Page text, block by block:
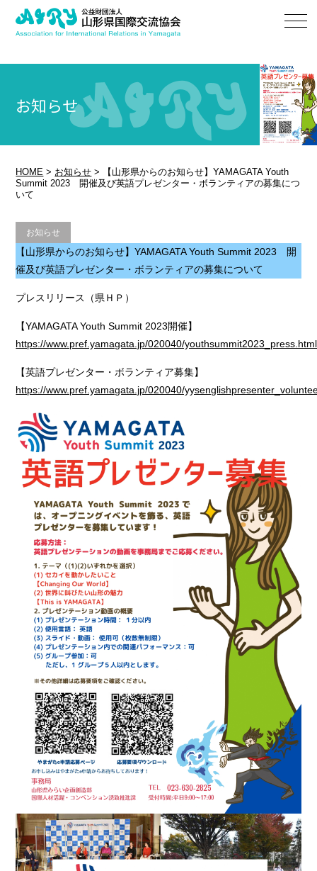
お知らせ
HOME > お知らせ >
【山形県からのお知らせ】YAMAGATA Youth
Summit 2023 開催及び英語プレゼンター・ボランティアの募集につ
いて
お知らせ
【山形県からのお知らせ】YAMAGATA Youth Summit 2023 開
催及び英語プレゼンター・ボランティアの募集について
プレスリリース（県ＨＰ）
【YAMAGATA Youth Summit 2023開催】
https://www.pref.yamagata.jp/020040/youthsummit2023_press.html
【英語プレゼンター・ボランティア募集】
https://www.pref.yamagata.jp/020040/